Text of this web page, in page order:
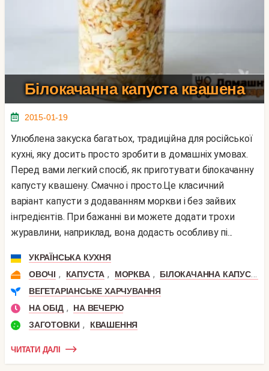
Білокачанна капуста квашена
2015-01-19
Улюблена закуска багатьох, традиційна для російської
кухні, яку досить просто зробити в домашніх умовах.
Перед вами легкий спосіб, як приготувати білокачанну
капусту квашену. Смачно і просто.Це класичний
варіант капусти з додаванням моркви і без зайвих
інгредієнтів. При бажанні ви можете додати трохи
журавлини, наприклад, вона додасть особливу пі...
УКРАЇНСЬКА КУХНЯ
ОВОЧІ , КАПУСТА , МОРКВА ,
БІЛОКАЧАННА КАПУСТА
ВЕГЕТАРІАНСЬКЕ ХАРЧУВАННЯ
НА ОБІД ,
НА ВЕЧЕРЮ
ЗАГОТОВКИ , КВАШЕННЯ
ЧИТАТИ ДАЛІ